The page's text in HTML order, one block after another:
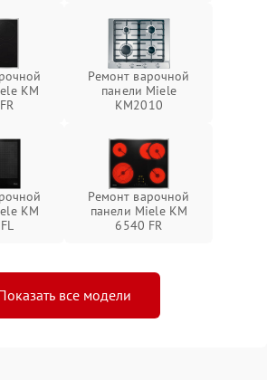
KM
Ремонт варочной
панели Miele
KM2010
KM
Ремонт варочной
панели Miele KM
6540 FR
все модели